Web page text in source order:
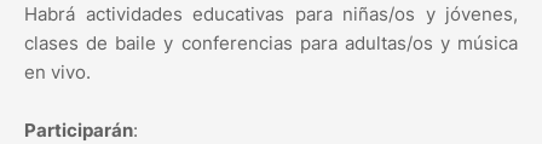
Habrá actividades educativas para niñas/os y jóvenes,
clases de baile y conferencias para adultas/os y música
en vivo.
Participarán: